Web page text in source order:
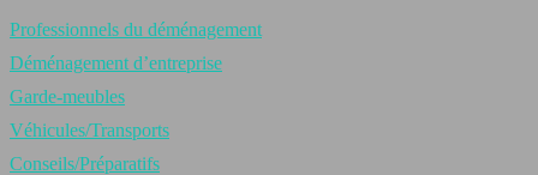
Professionnels du déménagement
Déménagement d’entreprise
Garde-meubles
Véhicules/Transports
Conseils/Préparatifs